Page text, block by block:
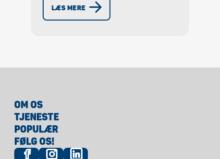
tips. » Få mere at vide!
LÆS MERE
OM OS
TJENESTE
POPULÆR
FØLG OS!